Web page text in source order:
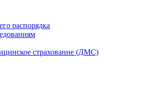
распорядка
страхование (ДМС)